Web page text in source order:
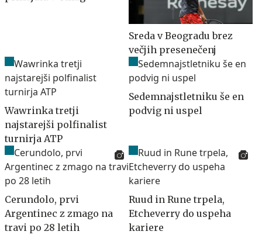
Sreda v Beogradu brez
večjih presenečenj
Wawrinka tretji
najstarejši polfinalist
turnirja ATP
Sedemnajstletniku še en
podvig ni uspel
Cerundolo, prvi
Argentinec z zmago na
travi po 28 letih
Ruud in Rune trpela,
Etcheverry do uspeha
kariere